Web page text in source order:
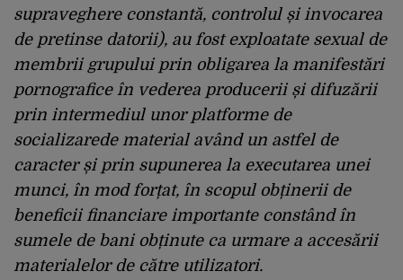
supraveghere constantă, controlul și invocarea
de pretinse datorii), au fost exploatate sexual de
membrii grupului prin obligarea la manifestări
pornografice în vederea producerii și difuzării
prin intermediul unor platforme de
socializarede material având un astfel de
caracter și prin supunerea la executarea unei
munci, în mod forțat, în scopul obținerii de
beneficii financiare importante constând în
sumele de bani obținute ca urmare a accesării
materialelor de către utilizatori.